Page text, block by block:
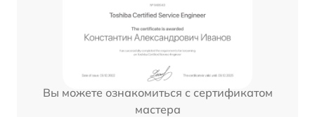
Вы можете ознакомиться с сертификатом
мастера